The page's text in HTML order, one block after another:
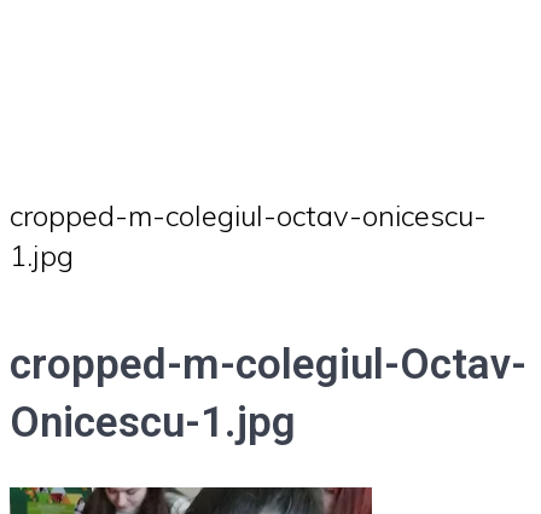
cropped-m-colegiul-octav-onicescu-
1.jpg
cropped-m-colegiul-Octav-
Onicescu-1.jpg